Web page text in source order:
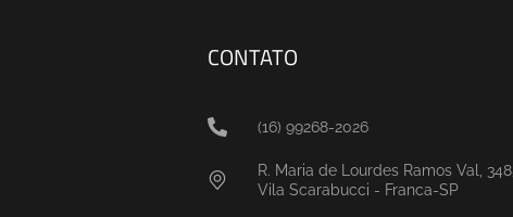
CONTATO
(16) 99268-2026
R. Maria de Lourdes Ramos Val,
Vila Scarabucci - Franca-SP